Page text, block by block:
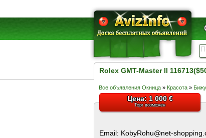
Rolex GMT-Master II
Все объявления Окница » Красота »
Цена: 1 000 €
Торг возможен
Email: KobyRohu@net-